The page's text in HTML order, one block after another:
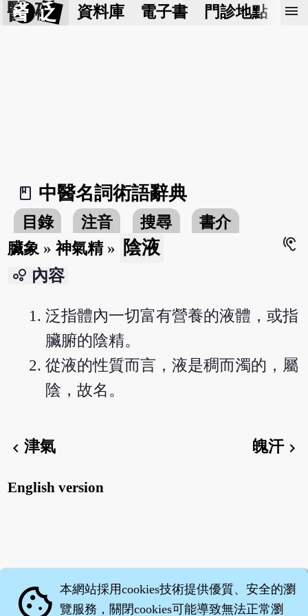
醫 砭 資料庫 電子書 門診地點 預
menu
book_2
中醫名詞術語辭典
目錄 注音 搜尋
書介
臟象 »神氣精» 陰液
hearing
bubble_chart 內容
泛指體內一切富有營養的液體，或指
臟腑的陰精。
從液的性質而言，液是稠而濁的，屬
陰，故名。
chevron_left津氣 魄汗chevron_right
English version
cookie 本網站採用cookies技術提供優質、安全的瀏
覽服務，關閉cookies可能導致無法正常瀏